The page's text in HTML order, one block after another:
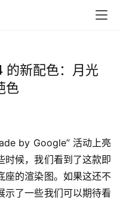
新配色：月光
色
by Google” 活动上亮
时候，我们看到了这款即
座的渲染图。如果这还不
示了一些我们可以期待看